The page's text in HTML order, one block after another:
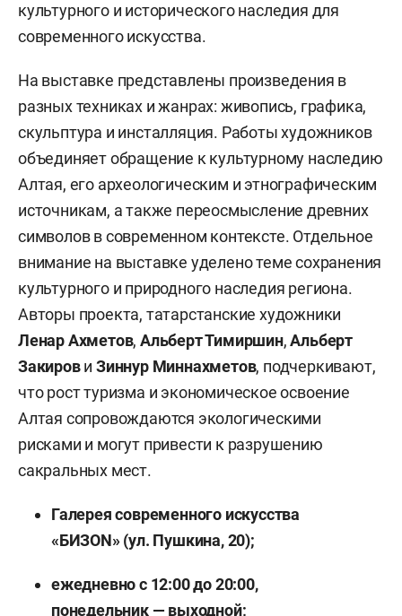
культурного и исторического наследия для
современного искусства.
На выставке представлены произведения в
разных техниках и жанрах: живопись, графика,
скульптура и инсталляция. Работы художников
объединяет обращение к культурному наследию
Алтая, его археологическим и этнографическим
источникам, а также переосмысление древних
символов в современном контексте. Отдельное
внимание на выставке уделено теме сохранения
культурного и природного наследия региона.
Авторы проекта, татарстанские художники
Ленар Ахметов,Альберт Тимиршин,Альберт
Закирови Зиннур Миннахметов, подчеркивают,
что рост туризма и экономическое освоение
Алтая сопровождаются экологическими
рисками и могут привести к разрушению
сакральных мест.
Галерея современного искусства
«БИЗОN» (ул. Пушкина, 20);
ежедневно с 12:00 до 20:00,
понедельник — выходной;